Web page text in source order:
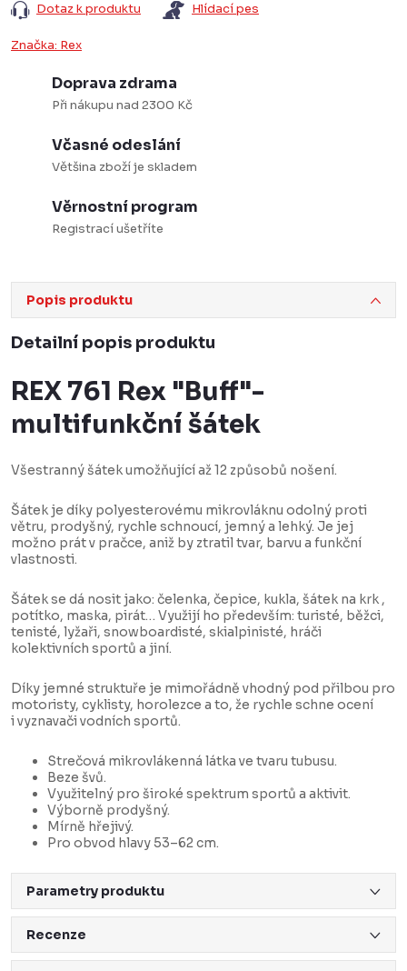
Dotaz k produktu Hlídací pes
Značka: Rex
Doprava zdrama
Při nákupu nad 2300 Kč
Včasné odeslání
Většina zboží je skladem
Věrnostní program
Registrací ušetříte
Popis produktu
Detailní popis produktu
REX 761 Rex "Buff"-
multifunkční šátek
Všestranný šátek umožňující až 12 způsobů nošení.
Šátek je díky polyesterovému mikrovláknu odolný proti
větru, prodyšný, rychle schnoucí, jemný a lehký. Je jej
možno prát v pračce, aniž by ztratil tvar, barvu a funkční
vlastnosti.
Šátek se dá nosit jako: čelenka, čepice, kukla, šátek na krk ,
potítko, maska, pirát… Využijí ho především: turisté, běžci,
tenisté, lyžaři, snowboardisté, skialpinisté, hráči
kolektivních sportů a jiní.
Díky jemné struktuře je mimořádně vhodný pod přilbou pro
motoristy, cyklisty, horolezce a to, že rychle schne ocení
i vyznavači vodních sportů.
Strečová mikrovlákenná látka ve tvaru tubusu.
Beze švů.
Využitelný pro široké spektrum sportů a aktivit.
Výborně prodyšný.
Mírně hřejivý.
Pro obvod hlavy 53–62 cm.
Parametry produktu
Recenze